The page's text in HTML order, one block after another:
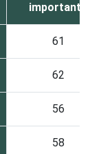
importante
61
62
56
58